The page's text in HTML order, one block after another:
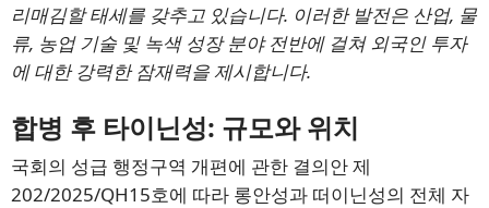
리매김할 태세를 갖추고 있습니다. 이러한 발전은 산업, 물
류, 농업 기술 및 녹색 성장 분야 전반에 걸쳐 외국인 투자
에 대한 강력한 잠재력을 제시합니다.
합병 후 타이닌성: 규모와 위치
국회의 성급 행정구역 개편에 관한 결의안 제
202/2025/QH15호에 따라 롱안성과 떠이닌성의 전체 자